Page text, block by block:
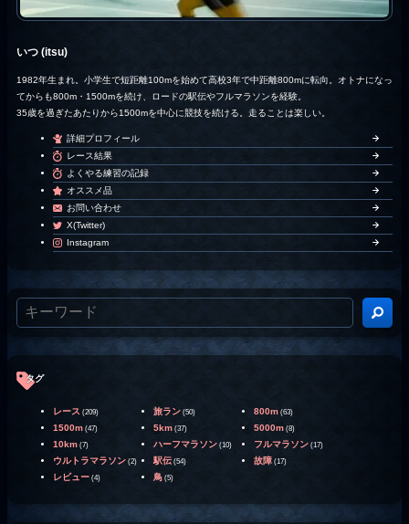
いつ (itsu)
1982年生まれ。小学生で短距離100mを始めて高校3年で中距離800mに転向。オトナになっ
てからも800m・1500mを続け、ロードの駅伝やフルマラソンを経験。
35歳を過ぎたあたりから1500mを中心に競技を続ける。走ることは楽しい。
詳細プロフィール
レース結果
よくやる練習の記録
オススメ品
お問い合わせ
X(Twitter)
Instagram
タグ
レース (209) 旅ラン (50) 800m (63)
1500m (47) 5km (37) 5000m (8)
10km (7) ハーフマラソン (10) フルマラソン (17)
ウルトラマラソン (2) 駅伝 (54) 故障 (17)
レビュー (4) 鳥 (5)